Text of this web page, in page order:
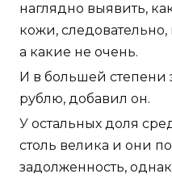
наглядно выявить,
кожи,
а какие не очень.
И в большей степени
рублю, добавил он.
У остальных доля
столь велика и они
задолженность,